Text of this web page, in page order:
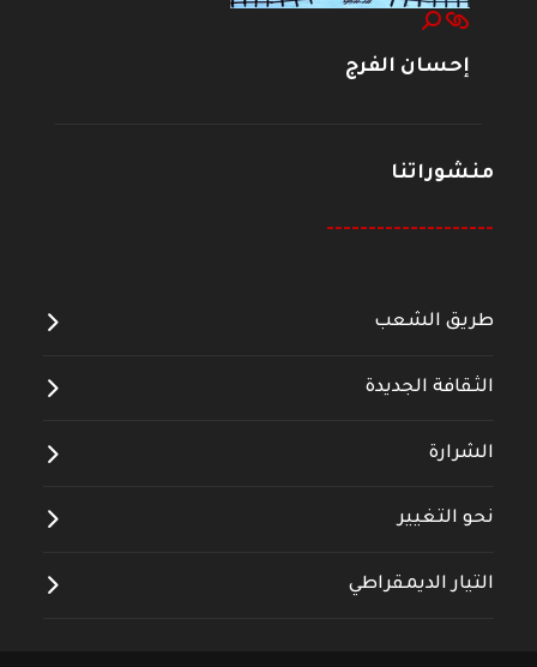
إحسان الفرج
منشوراتنا
--------------------
طريق الشعب
الثقافة الجديدة
الشرارة
نحو التغيير
التيار الديمقراطي